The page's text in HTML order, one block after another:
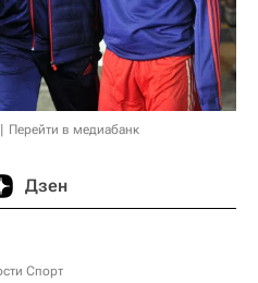
Перейти в медиабанк
Дзен
Спорт